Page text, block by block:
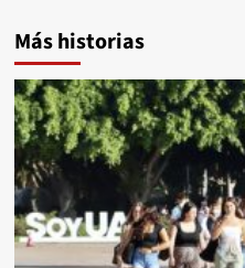
Más historias